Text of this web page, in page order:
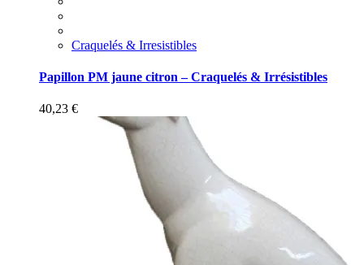
Craquelés & Irresistibles
Papillon PM jaune citron – Craquelés & Irrésistibles
40,23 €